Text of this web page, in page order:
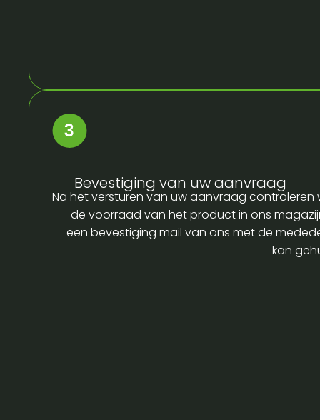
Bevestiging van uw aanvraag
Na het versturen van uw aanvraag controleren
de voorraad van het product in ons
een bevestiging mail van ons met de
kan